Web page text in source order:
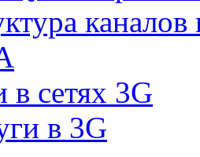
в сетях 3G
в 3G